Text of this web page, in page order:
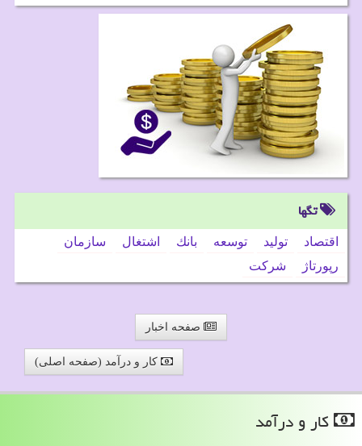
تگها
اقتصاد تولید توسعه بانك اشتغال
سازمان
رپورتاژ
شركت
صفحه اخبار
کار و درآمد (صفحه اصلی)
كار و درآمد